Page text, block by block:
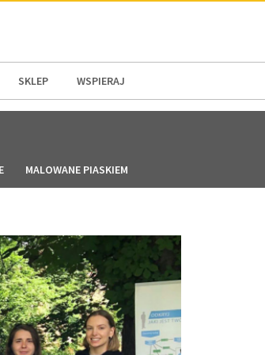
SKLEP WSPIERAJ
MALOWANE PIASKIEM